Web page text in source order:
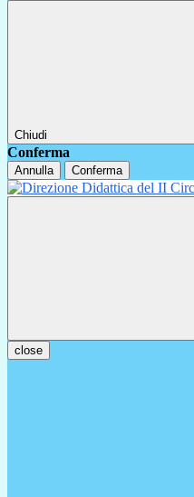
Chiudi
Conferma
Annulla Conferma
close